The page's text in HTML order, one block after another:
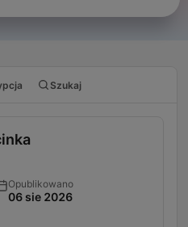
Szukaj
Opublikowano
06 sie 2026